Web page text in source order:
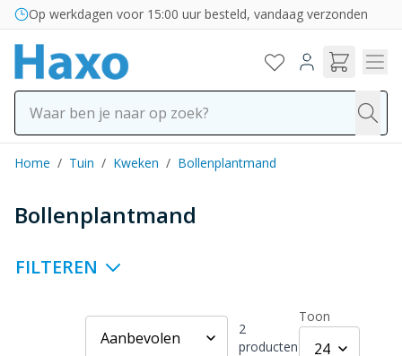
Ga naar de inhoud
Op werkdagen voor 15:00 uur besteld, vandaag verzonden
Home / Tuin / Kweken / Bollenplantmand
Bollenplantmand
FILTEREN
2
producten
Toon